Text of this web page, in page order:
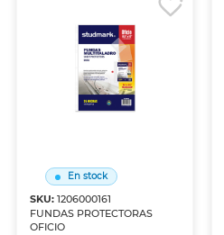
En stock
SKU:1206000161
FUNDAS PROTECTORAS
OFICIO